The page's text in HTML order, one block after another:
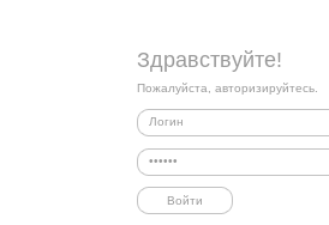
Здравствуйте!
Пожалуйста, авторизируйтесь.